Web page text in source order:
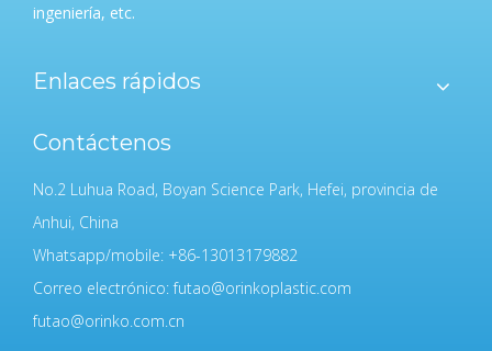
ingeniería, etc.
Enlaces rápidos
Contáctenos
No.2 Luhua Road, Boyan Science Park, Hefei, provincia de
Anhui, China
Whatsapp/mobile: +86-13013179882
Correo electrónico:futao@orinkoplastic.com
futao@orinko.com.cn